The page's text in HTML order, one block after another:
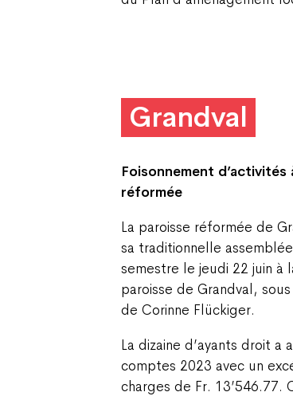
Grandval
Foisonnement d’activités
réformée
La paroisse réformée de
sa traditionnelle
semestre le jeudi 22 juin à
paroisse de Grandval,
de Corinne Flückiger.
La dizaine d’ayants droit a
comptes 2023 avec un
charges de Fr. 13’546.77.